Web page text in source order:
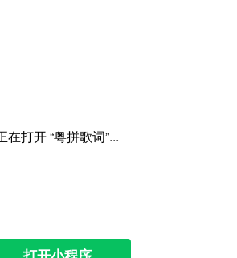
在打开 “粤拼歌词”...